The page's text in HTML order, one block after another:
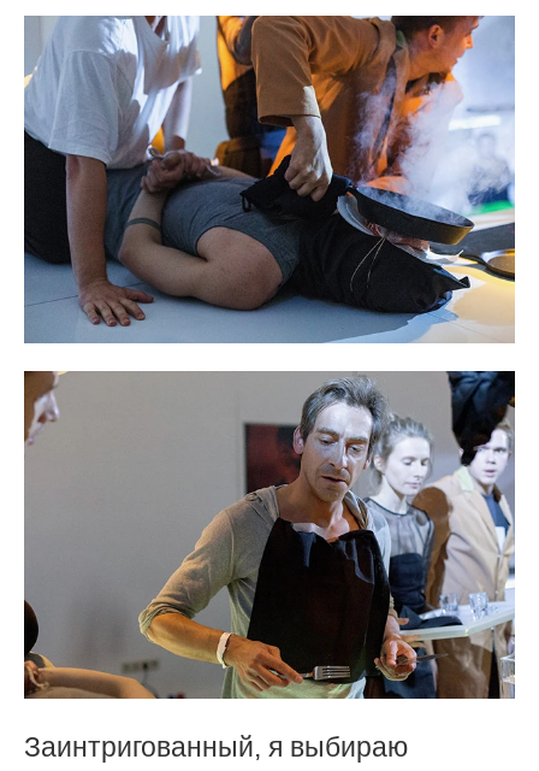
Заинтригованный, я выбираю